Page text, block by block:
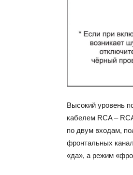
Высокий уровень
кабелем RCA –
по двум входам,
фронтальных
«да», а режим